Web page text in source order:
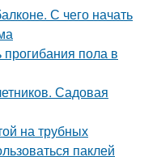
С чего начать
прогибания пола в
Садовая
на трубных
паклей